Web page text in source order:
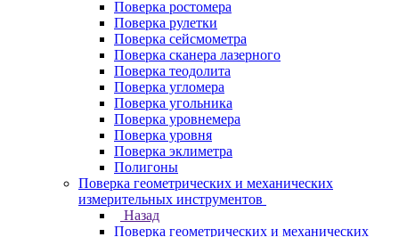
Поверка ростомера
Поверка рулетки
Поверка сейсмометра
Поверка сканера лазерного
Поверка теодолита
Поверка угломера
Поверка угольника
Поверка уровнемера
Поверка уровня
Поверка эклиметра
Полигоны
Поверка геометрических и механических
измерительных инструментов
Назад
Поверка геометрических и механических